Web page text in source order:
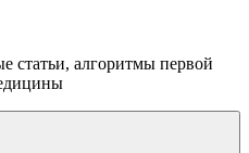
статьи, алгоритмы первой